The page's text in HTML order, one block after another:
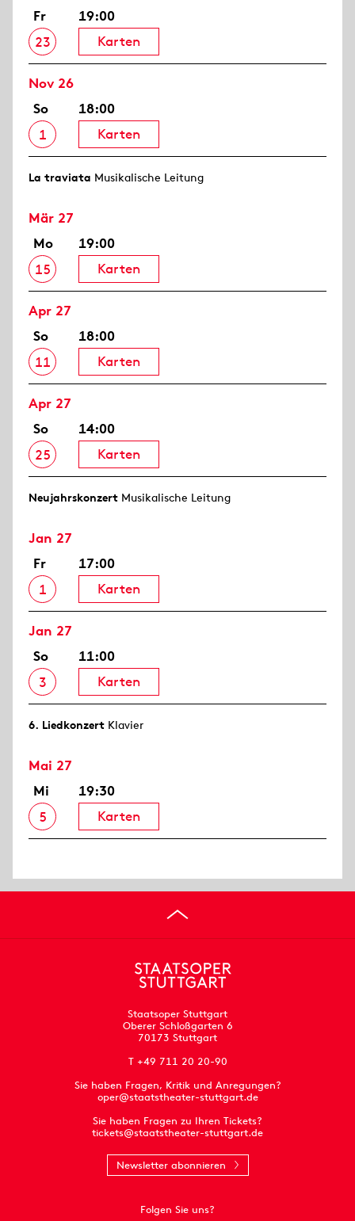
Fr
23
19:00
Karten
Nov 26
So
1
18:00
Karten
La traviata Musikalische Leitung
Mär 27
Mo
15
19:00
Karten
Apr 27
So
11
18:00
Karten
Apr 27
So
25
14:00
Karten
Neujahrs­konzert Musikalische Leitung
Jan 27
Fr
1
17:00
Karten
Jan 27
So
3
11:00
Karten
6. Lied­konzert Klavier
Mai 27
Mi
5
19:30
Karten
Staatsoper Stuttgart
Oberer Schloßgarten 6
70173 Stuttgart
T +49 711 20 20-90
Sie haben Fragen, Kritik und Anregungen?
oper@staatstheater-stuttgart.de
Sie haben Fragen zu Ihren Tickets?
tickets@staatstheater-stuttgart.de
Newsletter abonnieren
Folgen Sie uns?